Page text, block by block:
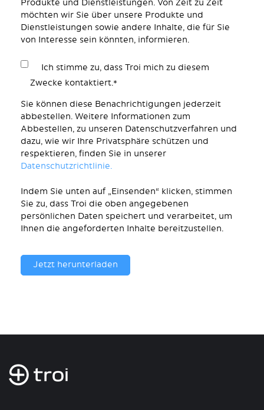
Produkte und Dienstleistungen. Von Zeit zu Zeit
möchten wir Sie über unsere Produkte und
Dienstleistungen sowie andere Inhalte, die für Sie
von Interesse sein könnten, informieren.
Ich stimme zu, dass Troi mich zu diesem
Zwecke kontaktiert. *
Sie können diese Benachrichtigungen jederzeit
abbestellen. Weitere Informationen zum
Abbestellen, zu unseren Datenschutzverfahren und
dazu, wie wir Ihre Privatsphäre schützen und
respektieren, finden Sie in unserer
Datenschutzrichtlinie.
Indem Sie unten auf „Einsenden“ klicken, stimmen
Sie zu, dass Troi die oben angegebenen
persönlichen Daten speichert und verarbeitet, um
Ihnen die angeforderten Inhalte bereitzustellen.